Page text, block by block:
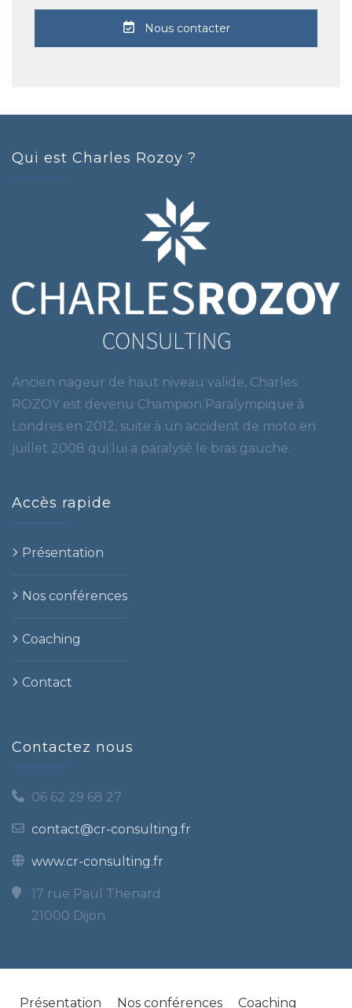
Nous contacter
Qui est Charles Rozoy ?
Ancien nageur de haut niveau valide, Charles
ROZOY est devenu Champion Paralympique à
Londres en 2012, suite à un accident de moto en
juillet 2008 qui lui a paralysé le bras gauche.
Accès rapide
Présentation
Nos conférences
Coaching
Contact
Contactez nous
06 62 29 68 27
contact@cr-consulting.fr
www.cr-consulting.fr
17 rue Paul Thenard
21000 Dijon
Présentation Nos conférences Coaching